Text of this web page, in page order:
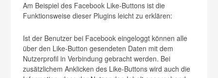
Am Beispiel des Facebook Like-Buttons ist die
Funktionsweise dieser Plugins leicht zu erklären:
Ist der Benutzer bei Facebook eingeloggt können alle
über den Like-Button gesendeten Daten mit dem
Nutzerprofil in Verbindung gebracht werden. Bei
zusätzlichem Anklicken des Like-Buttons wird auch die